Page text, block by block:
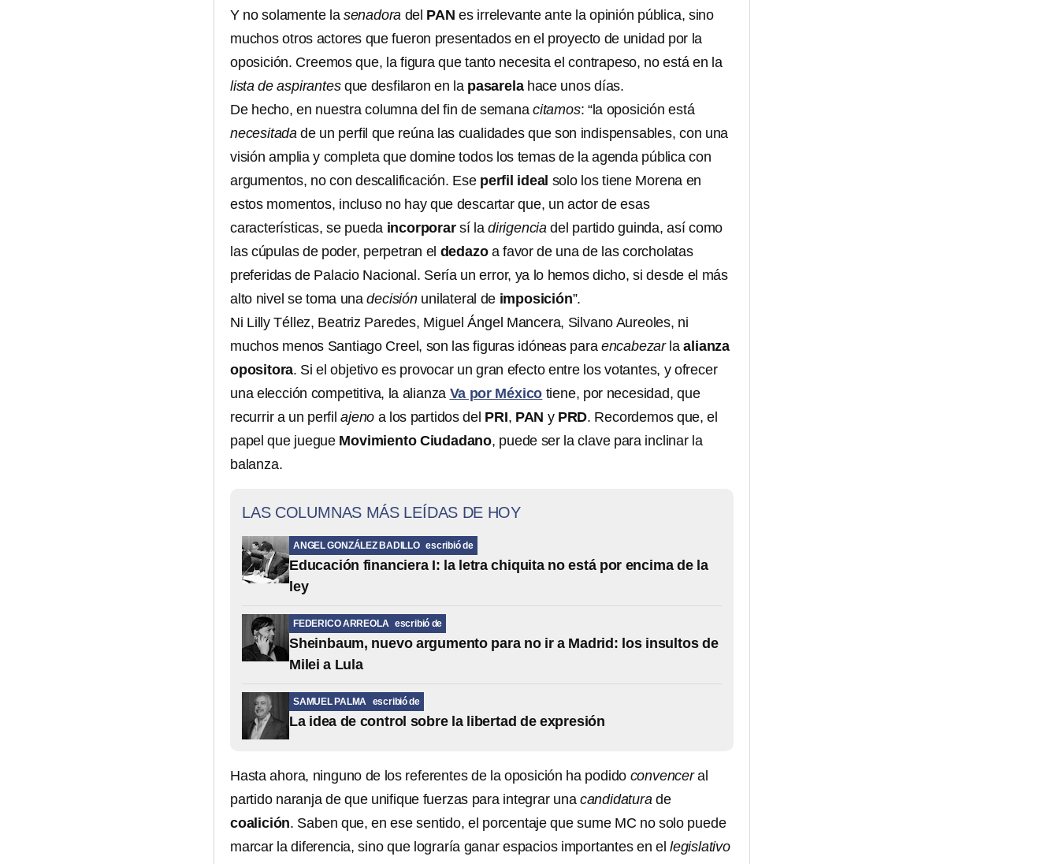
Y no solamente la senadora del PANes irrelevante ante la opinión pública, sino
muchos otros actores que fueron presentados en el proyecto de unidad por la
oposición. Creemos que, la figura que tanto necesita el contrapeso, no está en la
lista de aspirantesque desfilaron en la pasarela hace unos días.
De hecho, en nuestra columna del fin de semana citamos: “la oposición está
necesitadade un perfil que reúna las cualidades que son indispensables, con una
visión amplia y completa que domine todos los temas de la agenda pública con
argumentos, no con descalificación. Ese perfil ideal solo los tiene Morena en
estos momentos, incluso no hay que descartar que, un actor de esas
características, se pueda incorporarsí ladirigenciadel partido guinda, así como
las cúpulas de poder, perpetran el dedazo a favor de una de las corcholatas
preferidas de Palacio Nacional. Sería un error, ya lo hemos dicho, si desde el más
alto nivel se toma unadecisión unilateral de imposición”.
Ni Lilly Téllez, Beatriz Paredes, Miguel Ángel Mancera, Silvano Aureoles, ni
muchos menos Santiago Creel, son las figuras idóneas para encabezar laalianza
opositora. Si el objetivo es provocar un gran efecto entre los votantes, y ofrecer
una elección competitiva, la alianza Va por México tiene, por necesidad, que
recurrir a un perfilajeno a los partidos del PRI, PAN y PRD. Recordemos que, el
papel que juegue Movimiento Ciudadano, puede ser la clave para inclinar la
balanza.
LAS COLUMNAS MÁS LEÍDAS DE HOY
ANGEL GONZÁLEZ BADILLO escribió de
Educación financiera I: la letra chiquita no está por encima de la
ley
FEDERICO ARREOLA escribió de
Sheinbaum, nuevo argumento para no ir a Madrid: los insultos de
Milei a Lula
SAMUEL PALMA escribió de
La idea de control sobre la libertad de expresión
Hasta ahora, ninguno de los referentes de la oposición ha podido convenceral
partido naranja de que unifique fuerzas para integrar una candidaturade
coalición. Saben que, en ese sentido, el porcentaje que sume MC no solo puede
marcar la diferencia, sino que lograría ganar espacios importantes en el legislativo